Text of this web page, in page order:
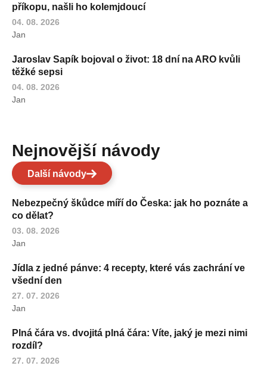
příkopu, našli ho kolemjdoucí
04. 08. 2026
Jan
Jaroslav Sapík bojoval o život: 18 dní na ARO kvůli
těžké sepsi
04. 08. 2026
Jan
Nejnovější návody
Další návody
Nebezpečný škůdce míří do Česka: jak ho poznáte a
co dělat?
03. 08. 2026
Jan
Jídla z jedné pánve: 4 recepty, které vás zachrání ve
všední den
27. 07. 2026
Jan
Plná čára vs. dvojitá plná čára: Víte, jaký je mezi nimi
rozdíl?
27. 07. 2026